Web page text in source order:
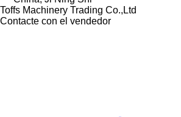
Toffs Machinery Trading Co.,Ltd
Contacte con el vendedor